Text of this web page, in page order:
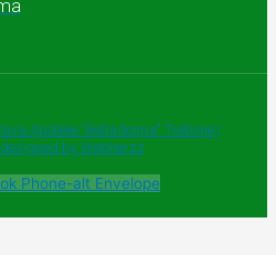
Apoteke "Belladonna" Trebinje |
by Webherzz
Phone-alt Envelope